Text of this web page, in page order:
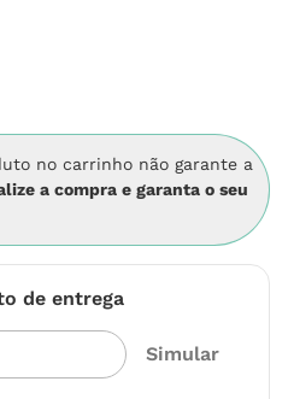
no carrinho não garante a
a compra e garanta o seu
de entrega